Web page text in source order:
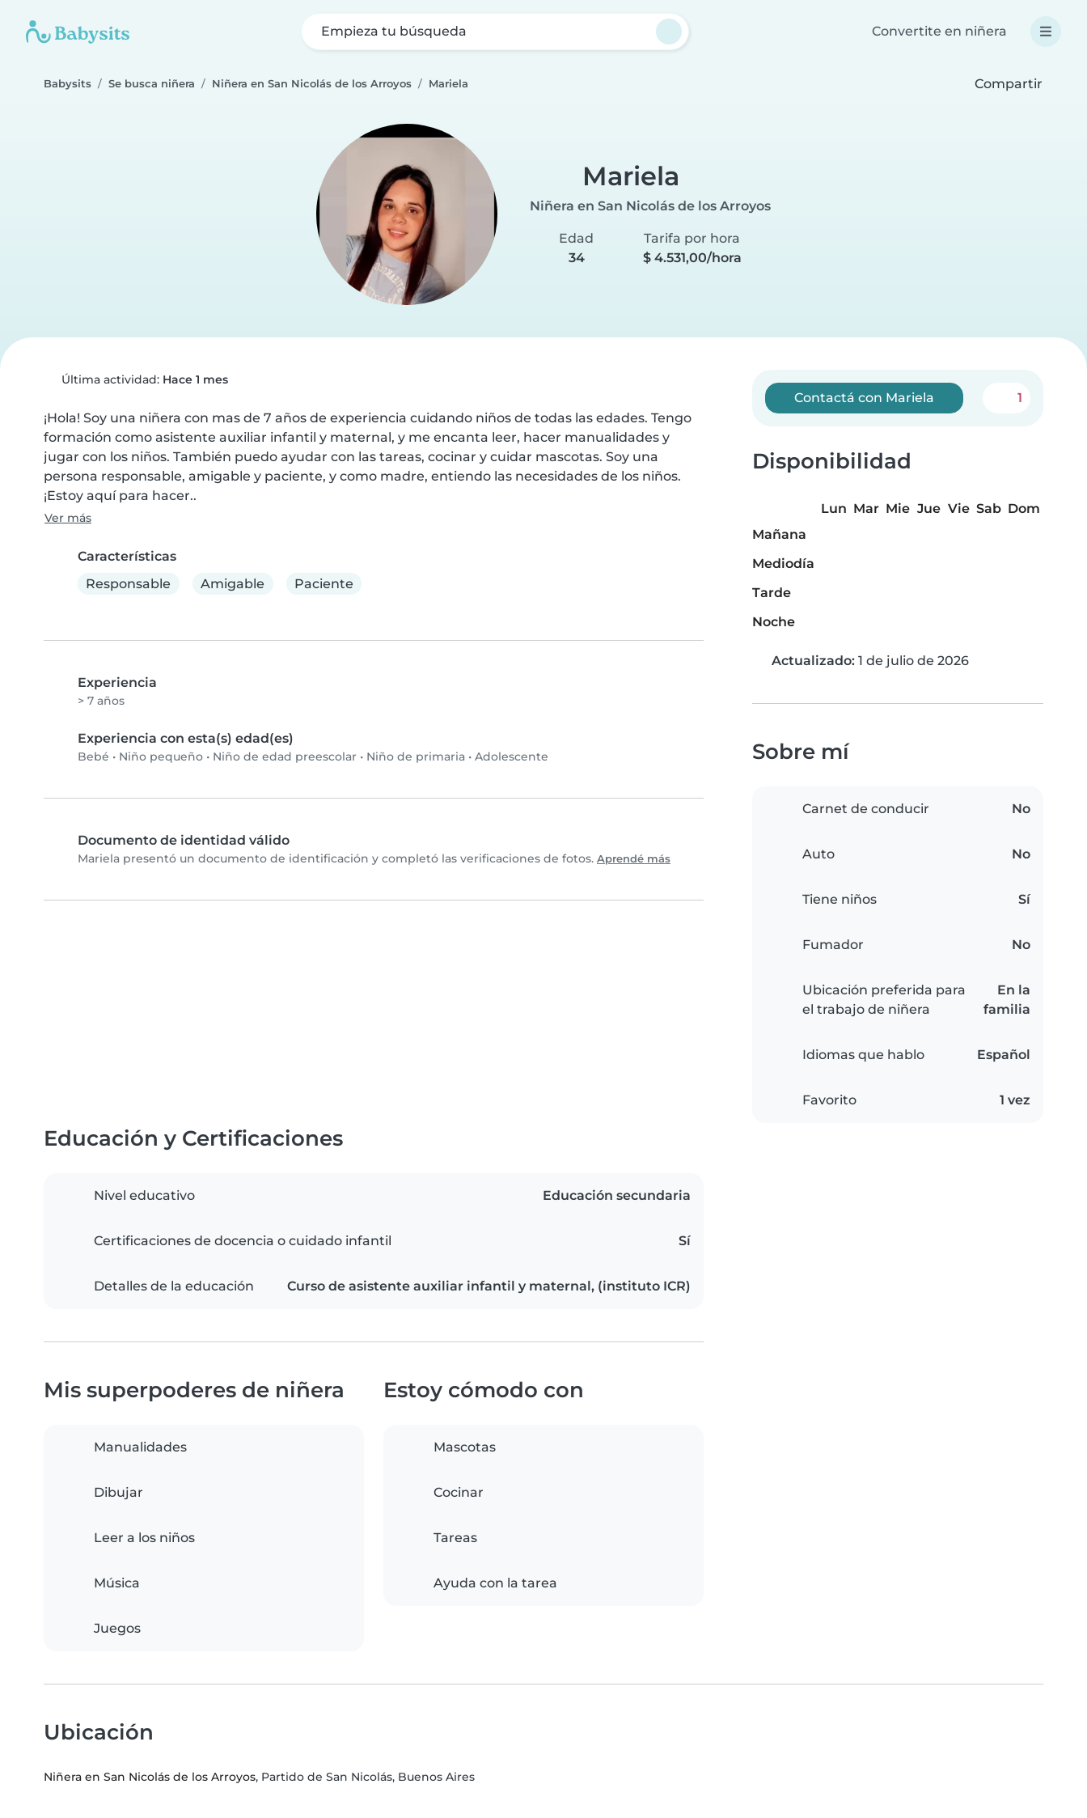
Empieza tu búsqueda Convertite en niñera
Babysits Se busca niñera Niñera en San Nicolás de los Arroyos Mariela Compartir
Mariela
Niñera en San Nicolás de los Arroyos
Edad
34
Tarifa por hora
$ 4.531,00/hora
Última actividad: Hace 1 mes
¡Hola! Soy una niñera con mas de 7 años de experiencia cuidando niños de todas las edades. Tengo
formación como asistente auxiliar infantil y maternal, y me encanta leer, hacer manualidades y
jugar con los niños. También puedo ayudar con las tareas, cocinar y cuidar mascotas. Soy una
persona responsable, amigable y paciente, y como madre, entiendo las necesidades de los niños.
¡Estoy aquí para hacer..
Ver más
Características
Responsable
Amigable Paciente
Experiencia
> 7 años
Experiencia con esta(s) edad(es)
Bebé • Niño pequeño • Niño de edad preescolar • Niño de primaria • Adolescente
Documento de identidad válido
Mariela presentó un documento de identificación y completó las verificaciones de fotos. Aprendé más
Contactá con Mariela 1
Disponibilidad
Lun Mar Mie Jue Vie Sab Dom
Mañana
Mediodía
Tarde
Noche
Actualizado: 1 de julio de 2026
Sobre mí
Carnet de conducir No
Auto No
Tiene niños Sí
Fumador No
Ubicación preferida para
el trabajo de niñera
En la
familia
Idiomas que hablo Español
Favorito 1 vez
Educación y Certificaciones
Nivel educativo Educación secundaria
Certificaciones de docencia o cuidado infantil Sí
Detalles de la educación Curso de asistente auxiliar infantil y maternal, (instituto ICR)
Mis superpoderes de niñera
Manualidades
Dibujar
Leer a los niños
Música
Juegos
Estoy cómodo con
Mascotas
Cocinar
Tareas
Ayuda con la tarea
Ubicación
Niñera en San Nicolás de los Arroyos, Partido de San Nicolás, Buenos Aires